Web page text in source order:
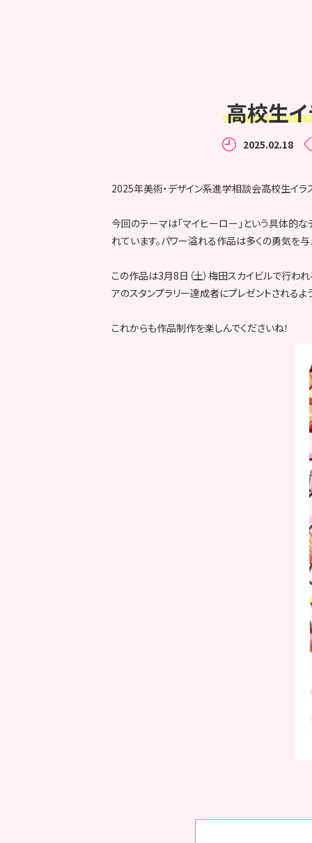
高校生
2025.02.18
2025年美術・デザイン系進学相談会高校生イラ
今回のテーマは「マイヒーロー」という具体的
れています。パワー溢れる作品は多くの勇気を与
この作品は3月8日（土）梅田スカイビルで行われ
アのスタンプラリー達成者にプレゼントされるよ
これからも作品制作を楽しんでくださいね！